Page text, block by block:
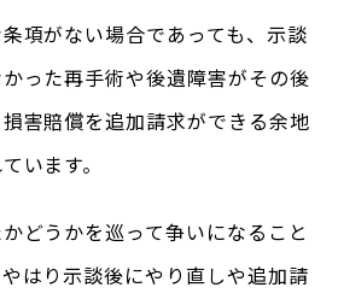
項がない場合であっても、示談
った再手術や後遺障害がその後
害賠償を追加請求ができる余地
います。
どうかを巡って争いになること
はり示談後にやり直しや追加請